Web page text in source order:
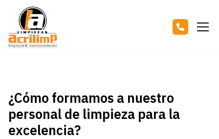
¿Cómo formamos a nuestro
personal de limpieza para la
excelencia?